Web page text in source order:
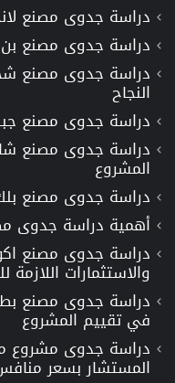
دراسة جدوى مصنع
دراسة جدوى مصنع بن
دراسة جدوى مصنع
النجاح
دراسة جدوى مصنع
دراسة جدوى مصنع
المشروع
دراسة جدوى مصنع
أهمية دراسة جدوى
دراسة جدوى مصنع
والاستثمارات اللازمة
دراسة جدوى مصنع
في تقييم المشروع
دراسة جدوى مشروع
المستشار بسعر